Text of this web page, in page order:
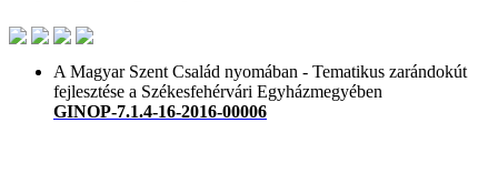
A Magyar Szent Család nyomában - Tematikus zarándokút
fejlesztése a Székesfehérvári Egyházmegyében
GINOP-7.1.4-16-2016-00006